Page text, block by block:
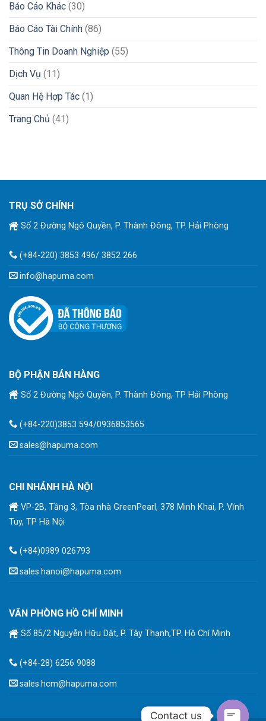
Báo Cáo Khác (30)
Báo Cáo Tài Chính (86)
Thông Tin Doanh Nghiệp (55)
Dịch Vụ (11)
Quan Hệ Hợp Tác (1)
Trang Chủ (41)
TRỤ SỞ CHÍNH
Số 2 Đường Ngô Quyền, P. Thành Đông, TP. Hải Phòng
(+84-220) 3853 496/ 3852 266
info@hapuma.com
BỘ PHẬN BÁN HÀNG
Số 2 Đường Ngô Quyền, P. Thành Đông, TP Hải Phòng
(+84-220)3853 594/0936853565
sales@hapuma.com
CHI NHÁNH HÀ NỘI
VP-2B, Tầng 3, Tòa nhà GreenPearl, 378 Minh Khai, P. Vĩnh
Tuy, TP Hà Nội
(+84)0989 026793
sales.hanoi@hapuma.com
VĂN PHÒNG HỒ CHÍ MINH
Số 85/2 Nguyễn Hữu Dật, P. Tây Thạnh,TP. Hồ Chí Minh
(+84-28) 6256 9088
sales.hcm@hapuma.com
Contact us